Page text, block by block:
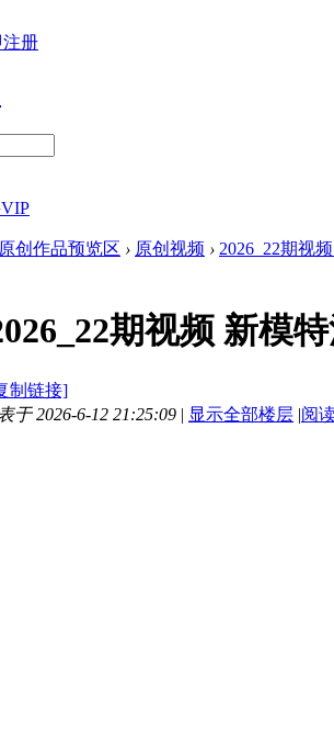
注册
原创作品预览区 › 原创视频 › 2026_22期视
期视频 新模
制链接]
于 2026-6-12 21:25:09 | 显示全部楼层 |阅